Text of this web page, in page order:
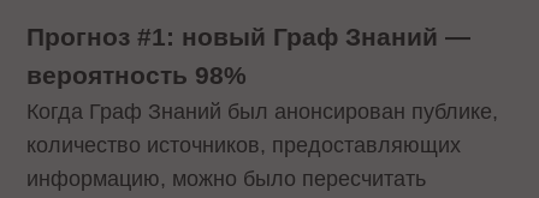
Прогноз #1: новый Граф Знаний —
вероятность 98%
Когда Граф Знаний был анонсирован публике,
количество источников, предоставляющих
информацию, можно было пересчитать